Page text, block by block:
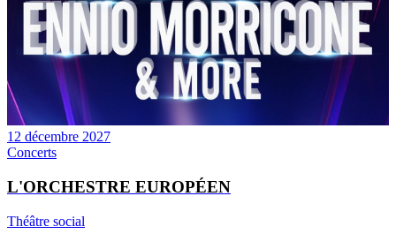
12 décembre 2027
Concerts
L'ORCHESTRE EUROPÉEN
Théâtre social